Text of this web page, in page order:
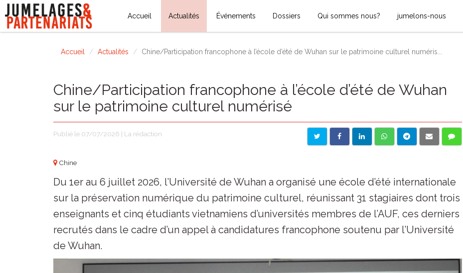
Accueil Actualités Événements Dossiers Qui sommes nous? jumelons-nous
Accueil Actualités Chine/Participation francophone à l’école d’été de Wuhan sur le patrimoine culturel numéris...
Chine/Participation francophone à l’école d’été de Wuhan
sur le patrimoine culturel numérisé
Publié le 07/07/2026 | La rédaction
Chine
Du 1er au 6 juillet 2026, l’Université de Wuhan a organisé une école d’été internationale
sur la préservation numérique du patrimoine culturel, réunissant 31 stagiaires dont trois
enseignants et cinq étudiants vietnamiens d’universités membres de l’AUF, ces derniers
recrutés dans le cadre d’un appel à candidatures francophone soutenu par l’Université
de Wuhan.